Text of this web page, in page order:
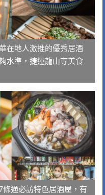
在地人激推的優秀居酒
水準，捷運龍山寺美食
通必訪特色居酒屋，有